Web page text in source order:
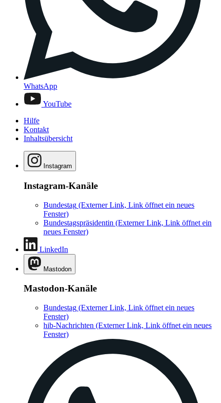
WhatsApp
YouTube
Hilfe
Kontakt
Inhaltsübersicht
Instagram
Instagram-Kanäle
Bundestag (Externer Link, Link öffnet ein neues
Fenster)
Bundestagspräsidentin (Externer Link, Link öffnet ein
neues Fenster)
LinkedIn
Mastodon
Mastodon-Kanäle
Bundestag (Externer Link, Link öffnet ein neues
Fenster)
hib-Nachrichten (Externer Link, Link öffnet ein neues
Fenster)